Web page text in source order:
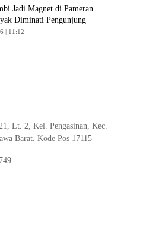
Jadi Magnet di Pameran
Diminati Pengunjung
| 11:12
Lt. 2, Kel. Pengasinan, Kec.
Barat. Kode Pos 17115